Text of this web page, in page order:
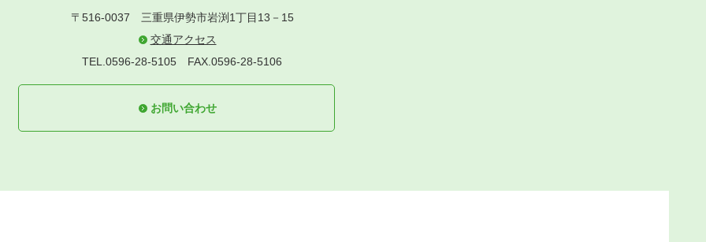
〒516-0037 三重県伊勢市岩渕1丁目13－15
交通アクセス
TEL.0596-28-5105 FAX.0596-28-5106
お問い合わせ